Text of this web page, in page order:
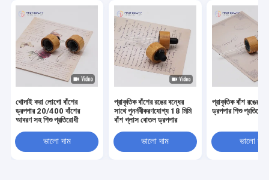
খোদাই করা লোগো বাঁশের
ড্রপপার 20/400 বাঁশের
আবরণ সহ শিশু প্রতিরোধী
ভালো দাম
প্রাকৃতিক বাঁশের রঙের বন্ধের
সাথে পুনর্নবীকরণযোগ্য 18 মিমি
বাঁশ গ্লাস বোতল ড্রপপার
ভালো দাম
প্রাকৃতিক বাঁশ রঙের
ড্রপপার শিশু
ভালো দাম